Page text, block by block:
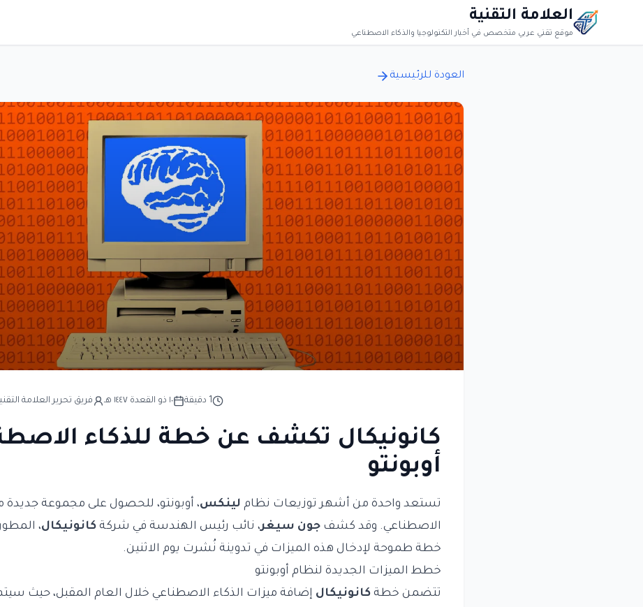
العلامة التقنية
موقع تقني عربي متخصص في أخبار التكنولوجيا والذكاء الاصطناعي
العودة للرئيسية
فريق تحرير العلامة ١٠ ذو القعدة ١٤٤٧ هـ 1 دقيقة
كانونيكال تكشف عن خطة للذكاء
أوبونتو
تستعد واحدة من أشهر توزيعات نظام لينكس، أوبونتو، للحصول على مجموعة جديدة
الاصطناعي. وقد كشف جون سيغر، نائب رئيس الهندسة في شركة كانونيكال،
خطة طموحة لإدخال هذه الميزات في تدوينة نُشرت يوم الاثنين.
خطط الميزات الجديدة لنظام أوبونتو
تتضمن خطة كانونيكال إضافة ميزات الذكاء الاصطناعي خلال العام المقبل، حيث